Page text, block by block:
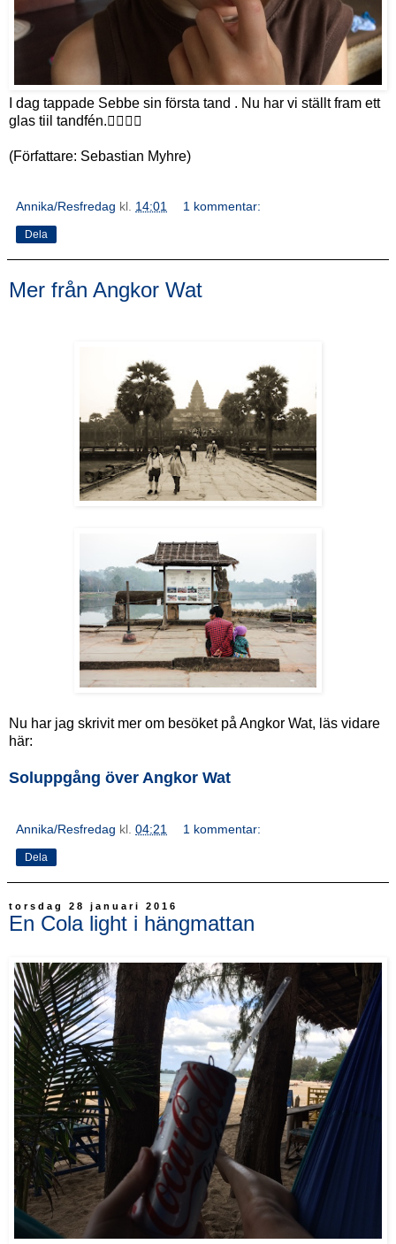
I dag tappade Sebbe sin första tand . Nu har vi ställt fram ett
glas tiil tandfén.👍🏻🇨🇷
(Författare: Sebastian Myhre)
Annika/Resfredag kl. 14:01 1 kommentar:
Dela
Mer från Angkor Wat
Nu har jag skrivit mer om besöket på Angkor Wat, läs vidare
här:
Soluppgång över Angkor Wat
Annika/Resfredag kl. 04:21 1 kommentar:
Dela
torsdag 28 januari 2016
En Cola light i hängmattan